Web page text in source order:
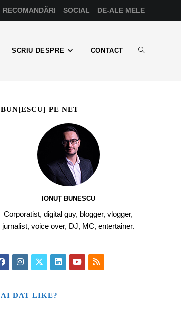
RECOMANDĂRI SOCIAL DE-ALE MELE
SCRIU DESPRE CONTACT
BUN[ESCU] PE NET
IONUȚ BUNESCU
Corporatist, digital guy, blogger, vlogger,
jurnalist, voice over, DJ, MC, entertainer.
AI DAT LIKE?